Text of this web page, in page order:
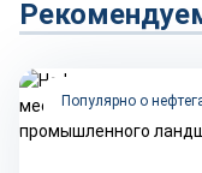
Популярно о